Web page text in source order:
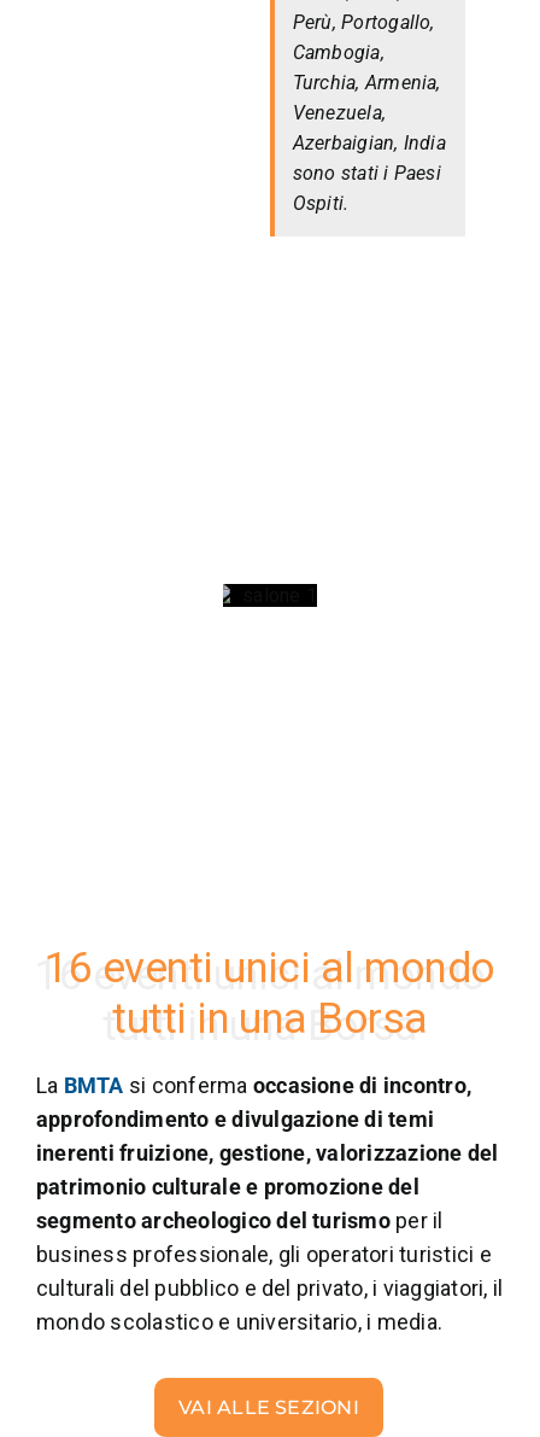
Perù, Portogallo,
Cambogia,
Turchia, Armenia,
Venezuela,
Azerbaigian, India
sono stati i Paesi
Ospiti.
16 eventi unici al mondo
tutti in una Borsa
La BMTA si conferma occasione di incontro,
approfondimento e divulgazione di temi
inerenti fruizione, gestione, valorizzazione del
patrimonio culturale e promozione del
segmento archeologico del turismoper il
business professionale, gli operatori turistici e
culturali del pubblico e del privato, i viaggiatori, il
mondo scolastico e universitario, i media.
VAI ALLE SEZIONI